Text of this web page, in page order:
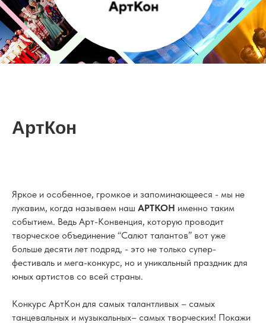
AртКон
Яркое и особенное, громкое и запоминающееся - мы не
лукавим, когда называем наш AРТКОН именно таким
событием. Ведь Aрт-Конвенция, которую проводит
творческое объединение “Салют талантов” вот уже
больше десяти лет подряд, - это не только супер-
фестиваль и мега-конкурс, но и уникальный праздник для
юных артистов со всей страны.
Конкурс AртКон для самых талантливых – самых
танцевальных и музыкальных– самых творческих! Покажи